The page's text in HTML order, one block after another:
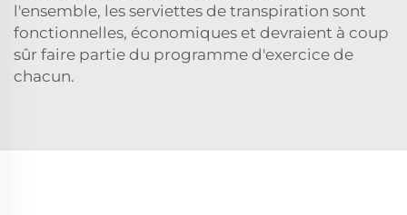
l'ensemble, les serviettes de transpiration sont
fonctionnelles, économiques et devraient à coup
sûr faire partie du programme d'exercice de
chacun.